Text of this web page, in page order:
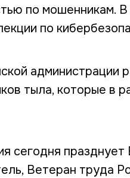
по мошенникам.
по
администрации
тыла, которые в
сегодня
Ветеран труда